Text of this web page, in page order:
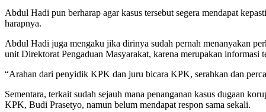
Abdul Hadi pun berharap agar kasus tersebut segera mendapat
harapnya.
Abdul Hadi juga mengaku jika dirinya sudah pernah menanyakan
unit Direktorat Pengaduan Masyarakat, karena merupakan informasi
“Arahan dari penyidik KPK dan juru bicara KPK, serahkan dan
Sementara, terkait sudah sejauh mana penanganan kasus dugaan
KPK, Budi Prasetyo, namun belum mendapat respon sama sekali.